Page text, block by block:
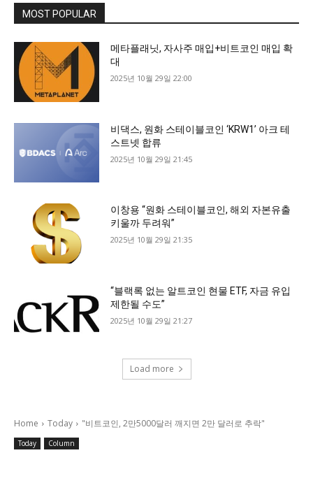
MOST POPULAR
메타플래닛, 자사주 매입+비트코인 매입 확
대
2025년 10월 29일 22:00
비댁스, 원화 스테이블코인 ‘KRW1’ 아크 테
스트넷 합류
2025년 10월 29일 21:45
이창용 “원화 스테이블코인, 해외 자본유출
키울까 두려워”
2025년 10월 29일 21:35
“블랙록 없는 알트코인 현물 ETF, 자금 유입
제한될 수도”
2025년 10월 29일 21:27
Load more